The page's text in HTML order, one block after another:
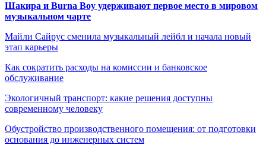
Шакира и Burna Boy удерживают первое место в мировом
музыкальном чарте
Майли Сайрус сменила музыкальный лейбл и начала новый
этап карьеры
Как сократить расходы на комиссии и банковское
обслуживание
Экологичный транспорт: какие решения доступны
современному человеку
Обустройство производственного помещения: от подготовки
основания до инженерных систем